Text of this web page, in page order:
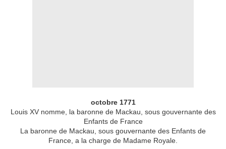
octobre 1771
Louis XV nomme, la baronne de Mackau, sous gouvernante des
Enfants de France
La baronne de Mackau, sous gouvernante des Enfants de
France, a la charge de Madame Royale.